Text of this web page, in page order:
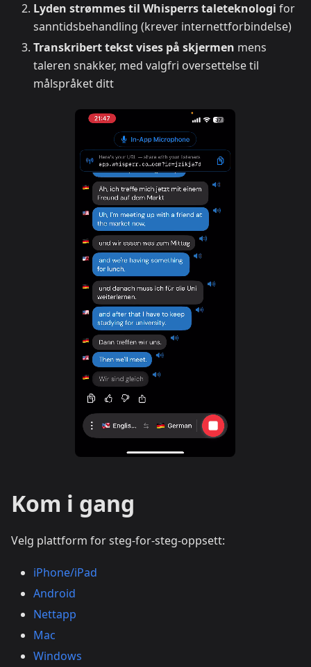
Lyden strømmes til Whisperrs taleteknologi for
sanntidsbehandling (krever internettforbindelse)
Transkribert tekst vises på skjermen mens
taleren snakker, med valgfri oversettelse til
målspråket ditt
Kom i gang
Velg plattform for steg-for-steg-oppsett:
iPhone/iPad
Android
Nettapp
Mac
Windows